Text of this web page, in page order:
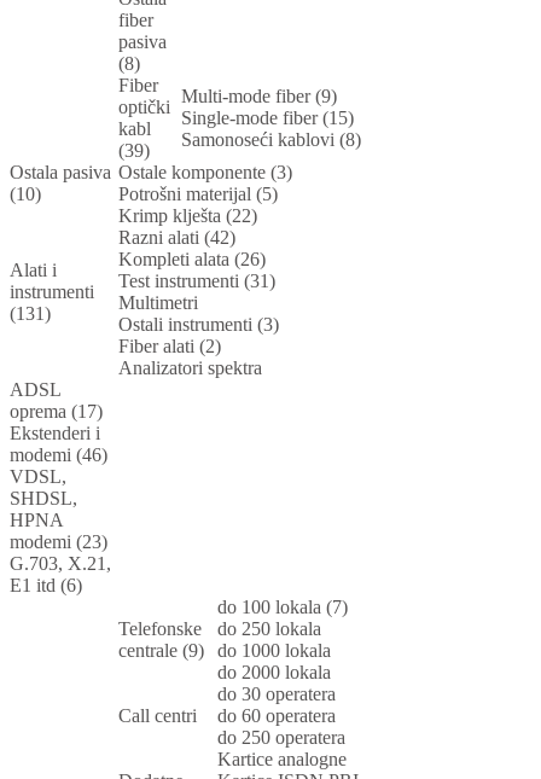
fiber
pasiva
(8)
Fiber
optički
kabl
(39)
Multi-mode fiber (9)
Single-mode fiber (15)
Samonoseći kablovi (8)
Ostala pasiva
(10)
Ostale komponente (3)
Potrošni materijal (5)
Alati i
instrumenti
(131)
Krimp klješta (22)
Razni alati (42)
Kompleti alata (26)
Test instrumenti (31)
Multimetri
Ostali instrumenti (3)
Fiber alati (2)
Analizatori spektra
ADSL
oprema (17)
Ekstenderi i
modemi (46)
VDSL,
SHDSL,
HPNA
modemi (23)
G.703, X.21,
E1 itd (6)
Telefonske
centrale (9)
do 100 lokala (7)
do 250 lokala
do 1000 lokala
do 2000 lokala
Call centri
do 30 operatera
do 60 operatera
do 250 operatera
Kartice analogne